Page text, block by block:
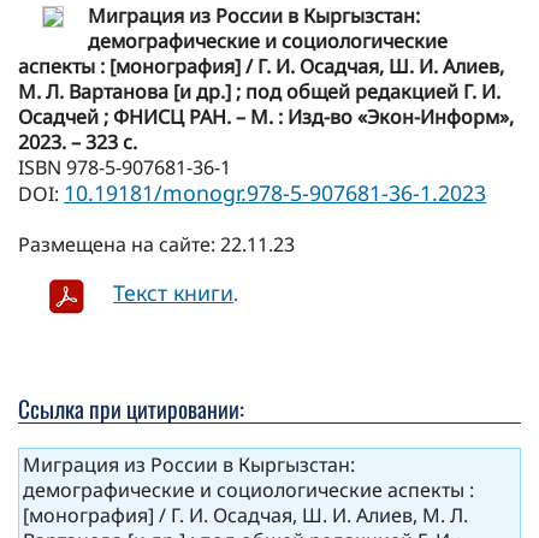
Миграция из России в Кыргызстан:
демографические и социологические
аспекты : [монография] / Г. И. Осадчая, Ш. И. Алиев,
М. Л. Вартанова [и др.] ; под общей редакцией Г. И.
Осадчей ; ФНИСЦ РАН. – М. : Изд-во «Экон-Информ»,
2023. – 323 c.
ISBN 978-5-907681-36-1
DOI: 10.19181/monogr.978-5-907681-36-1.2023
Размещена на сайте: 22.11.23
Текст книги.
Ссылка при цитировании:
Миграция из России в Кыргызстан:
демографические и социологические аспекты :
[монография] / Г. И. Осадчая, Ш. И. Алиев, М. Л.